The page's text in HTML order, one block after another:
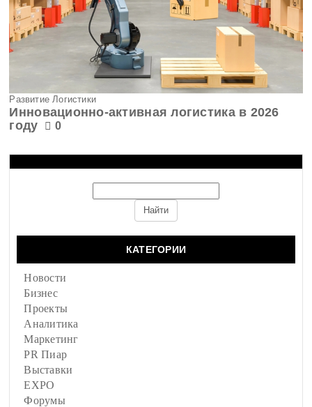
Развитие Логистики
Инновационно-активная логистика в 2026
году
0
КАТЕГОРИИ
Новости
Бизнес
Проекты
Аналитика
Маркетинг
PR Пиар
Выставки
EXPO
Форумы